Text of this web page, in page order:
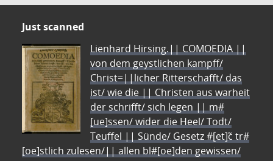
Just scanned
Lienhard Hirsing.|| COMOEDIA ||
von dem geystlichen kampff/
Christ=||licher Ritterschafft/ das
ist/ wie die || Christen aus warheit
der schrifft/ sich legen || m#
[ue]ssen/ wider die Heel/ Todt/
Teuffel || Sünde/ Gesetz #[et]c̃ tr#
[oe]stlich zulesen/|| allen bl#[oe]den gewissen/